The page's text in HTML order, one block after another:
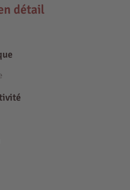
détail